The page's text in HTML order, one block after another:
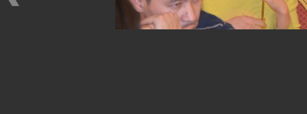
Семинар по разъяснению норм Закона «О
ТРАНСФЕРТНОМ ЦЕНООБРАЗОВАНИИ»